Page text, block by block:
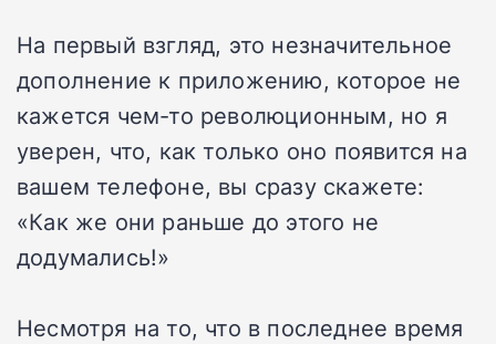
На первый взгляд, это незначительное
дополнение к приложению, которое не
кажется чем-то революционным, но я
уверен, что, как только оно появится на
вашем телефоне, вы сразу скажете:
«Как же они раньше до этого не
додумались!»
Несмотря на то, что в последнее время